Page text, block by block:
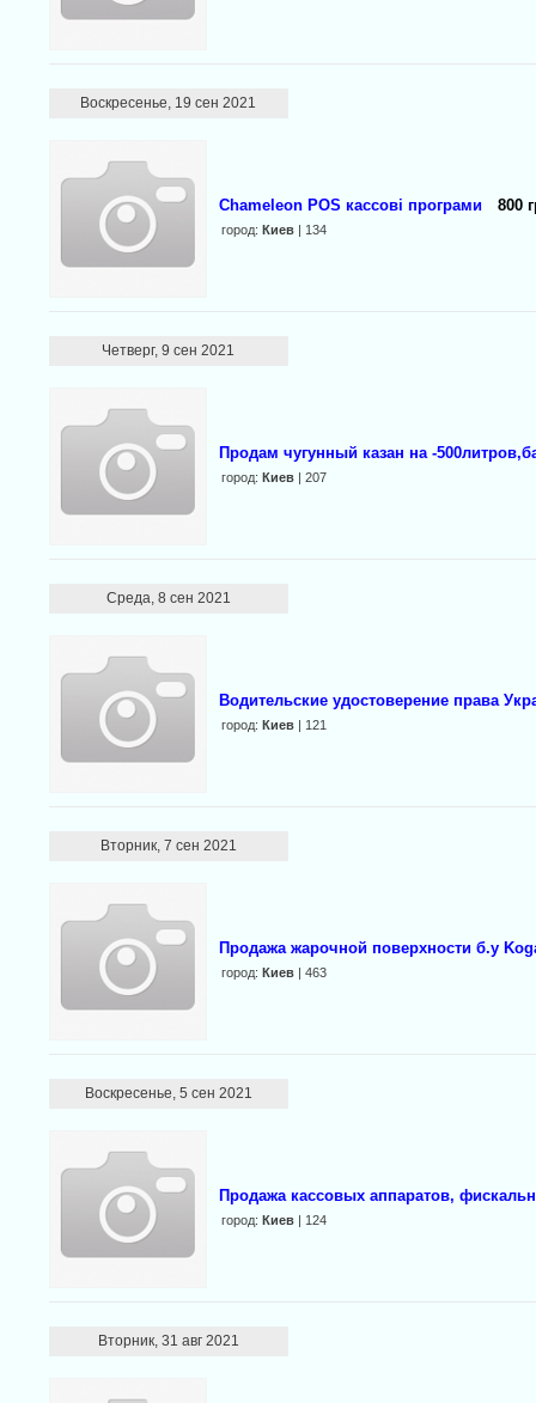
Воскресенье, 19 сен 2021
Chameleon POS кассові програми 800
город: Киев| 134
Четверг, 9 сен 2021
Продам чугунный казан на -
город: Киев| 207
Среда, 8 сен 2021
Водительские удостоверение права
город: Киев| 121
Вторник, 7 сен 2021
Продажа жарочной поверхности б.у
город: Киев| 463
Воскресенье, 5 сен 2021
Продажа кассовых аппаратов,
город: Киев| 124
Вторник, 31 авг 2021